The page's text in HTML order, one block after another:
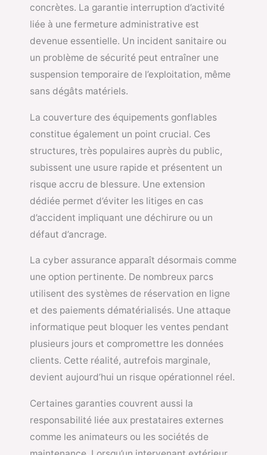
concrètes. La garantie interruption d’activité
liée à une fermeture administrative est
devenue essentielle. Un incident sanitaire ou
un problème de sécurité peut entraîner une
suspension temporaire de l’exploitation, même
sans dégâts matériels.
La couverture des équipements gonflables
constitue également un point crucial. Ces
structures, très populaires auprès du public,
subissent une usure rapide et présentent un
risque accru de blessure. Une extension
dédiée permet d’éviter les litiges en cas
d’accident impliquant une déchirure ou un
défaut d’ancrage.
La cyber assurance apparaît désormais comme
une option pertinente. De nombreux parcs
utilisent des systèmes de réservation en ligne
et des paiements dématérialisés. Une attaque
informatique peut bloquer les ventes pendant
plusieurs jours et compromettre les données
clients. Cette réalité, autrefois marginale,
devient aujourd’hui un risque opérationnel réel.
Certaines garanties couvrent aussi la
responsabilité liée aux prestataires externes
comme les animateurs ou les sociétés de